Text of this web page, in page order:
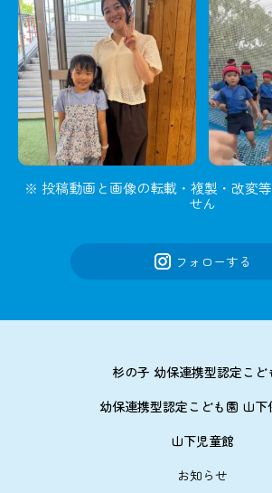
※ 投稿動画と画像の転載・複製・改変
せん
フォローする
杉の子 幼保連携型認定こど
幼保連携型認定こども園 山下
山下児童館
お知らせ